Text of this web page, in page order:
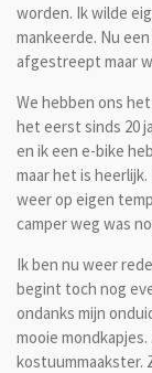
worden. Ik wilde
mankeerde. Nu
afgestreept maar
We hebben ons
het eerst sinds 20
en ik een e-bike
maar het is
weer op eigen
camper weg was
Ik ben nu weer
begint toch nog
ondanks mijn
mooie
kostuummaakster.